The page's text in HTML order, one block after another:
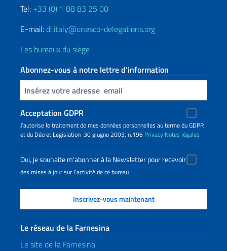
Tel: +33 (0) 1 88 83 25 00
E-mail: dl.italy@unesco-delegations.org
Les bureaux du siège
Abonnez-vous à notre lettre d’information
Insert your email
Acceptation GDPR
J’autorise le traitement de mes données personnelles au terme du GDPR
et du Décret Legislation 30 giugno 2003, n.196 Privacy Notes légales
Oui, je souhaite m'abonner à la Newsletter pour recevoir
des mises à jour sur l'activité de ce bureau
Le réseau de la Farnesina
Le site de la Farnesina